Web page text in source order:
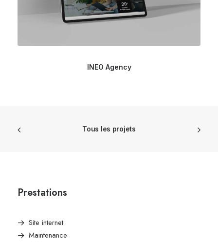
INEO Agency
Tous les projets
Prestations
Site internet
Maintenance